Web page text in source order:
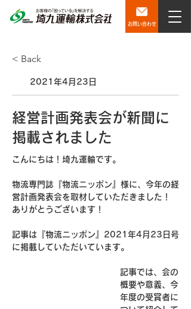
お問い合わせ
< Back
2021年4月23日
経営計画発表会が新聞に
掲載されました
こんにちは！埼九運輸です。
物流専門誌『物流ニッポン』様に、今年の経
営計画発表会を取材していただきました！
ありがとうございます！
記事は『物流ニッポン』2021年4月23日号
に掲載していただいています。
記事では、会の
概要や意義、今
年度の受賞者に